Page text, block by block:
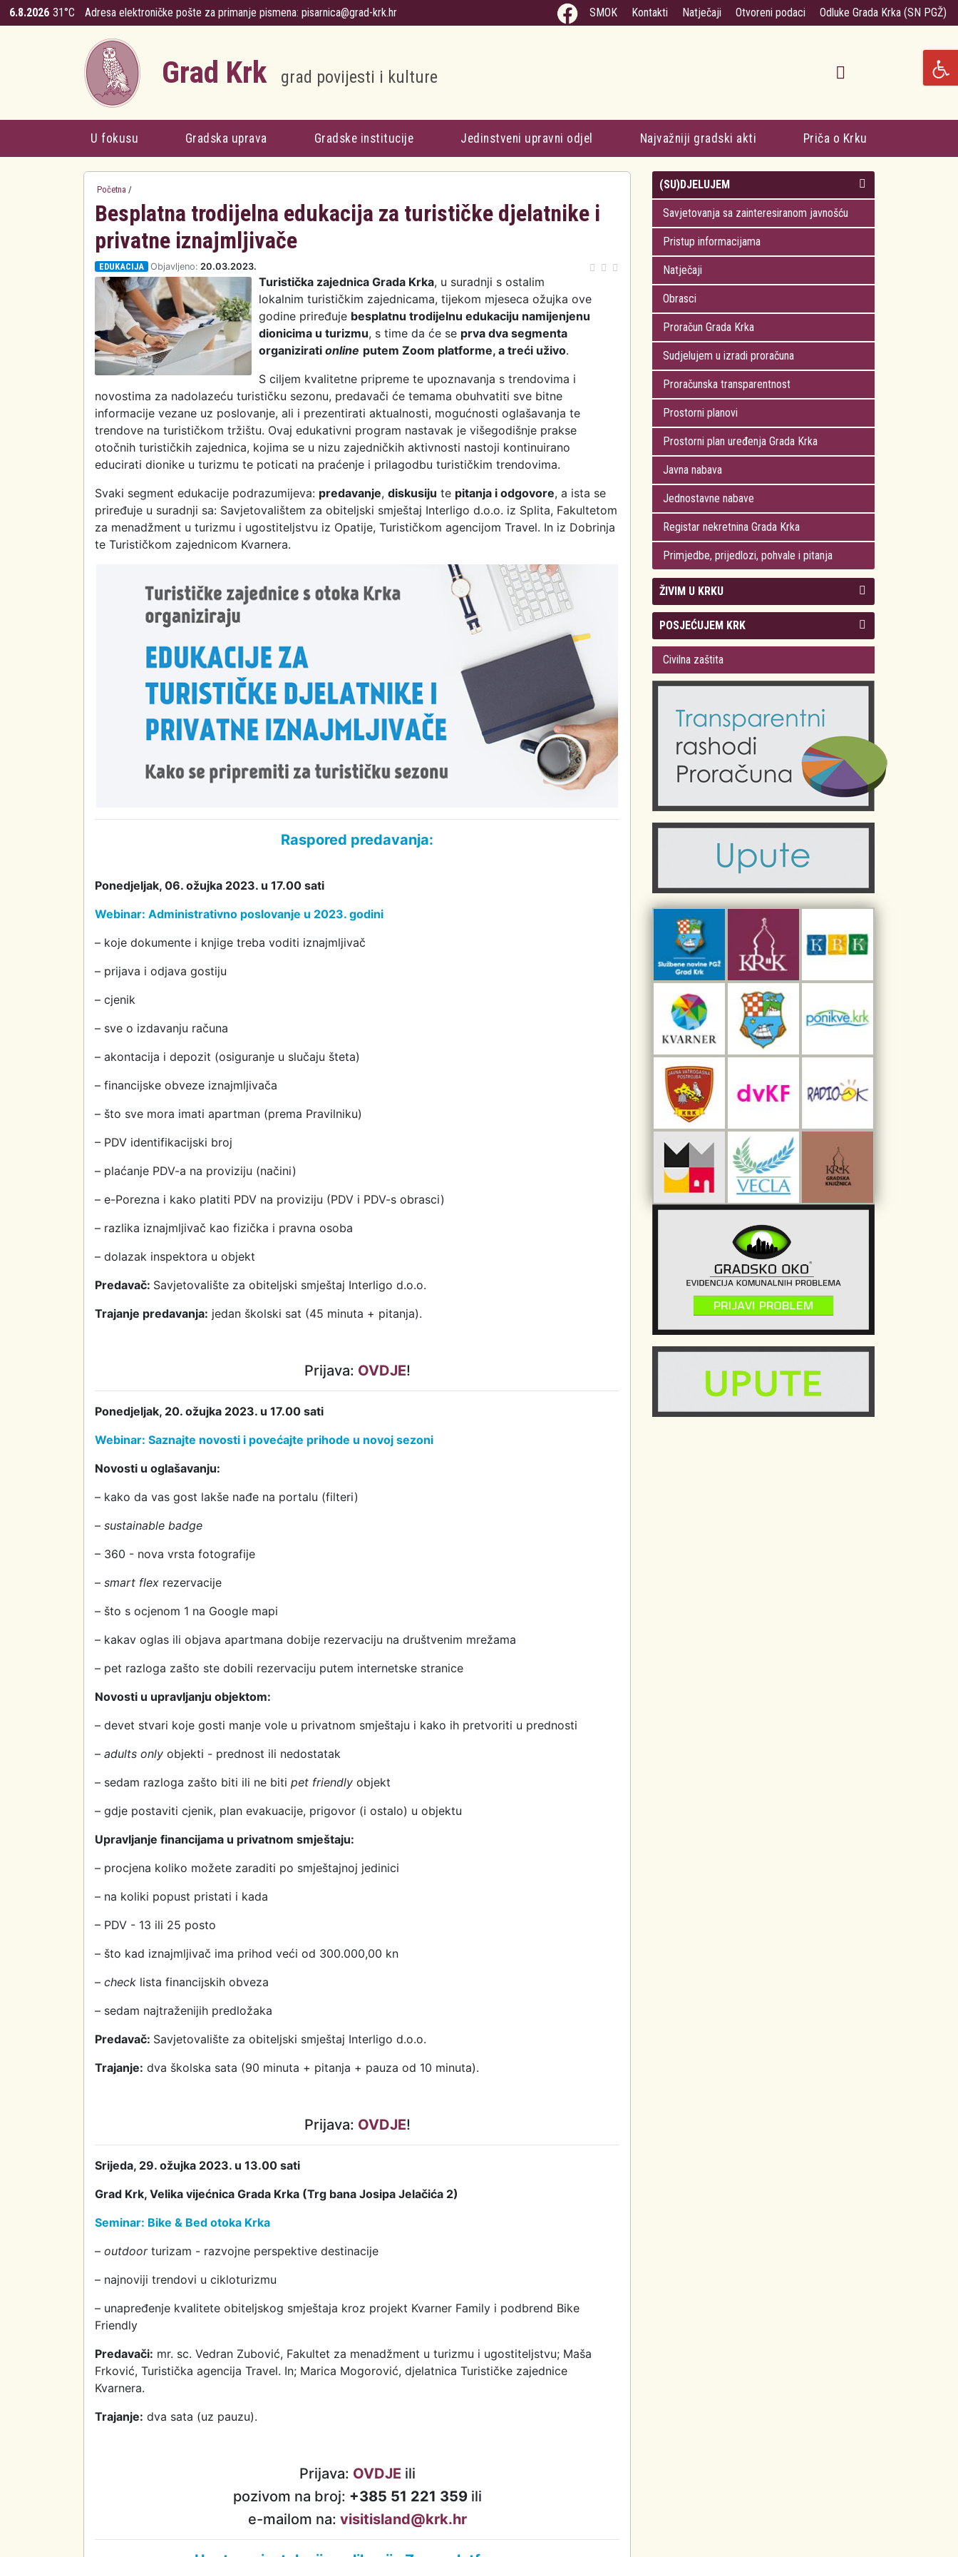
Skoči na glavni sadržaj
6.8.2026 31°C Adresa elektroničke pošte za primanje pismena: pisarnica@grad-krk.hr SMOK Kontakti Natječaji Otvoreni podaci Odluke Grada Krka (SN PGŽ)
Grad Krk grad povijesti i kulture
U fokusu Gradska uprava Gradske institucije Jedinstveni upravni odjel Najvažniji gradski akti Priča o Krku
Početna /
Besplatna trodijelna edukacija za turističke djelatnike i
privatne iznajmljivače
EDUKACIJA Objavljeno: 20.03.2023.
Turistička zajednica Grada Krka, u suradnji s ostalim
lokalnim turističkim zajednicama, tijekom mjeseca ožujka ove
godine priređuje besplatnu trodijelnu edukaciju namijenjenu
dionicima u turizmu, s time da će se prva dva segmenta
organizirati online putem Zoom platforme, a treći uživo.
S ciljem kvalitetne pripreme te upoznavanja s trendovima i
novostima za nadolazeću turističku sezonu, predavači će temama obuhvatiti sve bitne
informacije vezane uz poslovanje, ali i prezentirati aktualnosti, mogućnosti oglašavanja te
trendove na turističkom tržištu. Ovaj edukativni program nastavak je višegodišnje prakse
otočnih turističkih zajednica, kojima se u nizu zajedničkih aktivnosti nastoji kontinuirano
educirati dionike u turizmu te poticati na praćenje i prilagodbu turističkim trendovima.
Svaki segment edukacije podrazumijeva: predavanje, diskusiju te pitanja i odgovore, a ista se
priređuje u suradnji sa: Savjetovalištem za obiteljski smještaj Interligo d.o.o. iz Splita, Fakultetom
za menadžment u turizmu i ugostiteljstvu iz Opatije, Turističkom agencijom Travel. In iz Dobrinja
te Turističkom zajednicom Kvarnera.
Raspored predavanja:
Ponedjeljak, 06. ožujka 2023. u 17.00 sati
Webinar: Administrativno poslovanje u 2023. godini
– koje dokumente i knjige treba voditi iznajmljivač
– prijava i odjava gostiju
– cjenik
– sve o izdavanju računa
– akontacija i depozit (osiguranje u slučaju šteta)
– financijske obveze iznajmljivača
– što sve mora imati apartman (prema Pravilniku)
– PDV identifikacijski broj
– plaćanje PDV-a na proviziju (načini)
– e-Porezna i kako platiti PDV na proviziju (PDV i PDV-s obrasci)
– razlika iznajmljivač kao fizička i pravna osoba
– dolazak inspektora u objekt
Predavač: Savjetovalište za obiteljski smještaj Interligo d.o.o.
Trajanje predavanja: jedan školski sat (45 minuta + pitanja).
Prijava: OVDJE!
Ponedjeljak, 20. ožujka 2023. u 17.00 sati
Webinar: Saznajte novosti i povećajte prihode u novoj sezoni
Novosti u oglašavanju:
– kako da vas gost lakše nađe na portalu (filteri)
– sustainable badge
– 360 - nova vrsta fotografije
– smart flex rezervacije
– što s ocjenom 1 na Google mapi
– kakav oglas ili objava apartmana dobije rezervaciju na društvenim mrežama
– pet razloga zašto ste dobili rezervaciju putem internetske stranice
Novosti u upravljanju objektom:
– devet stvari koje gosti manje vole u privatnom smještaju i kako ih pretvoriti u prednosti
– adults only objekti - prednost ili nedostatak
– sedam razloga zašto biti ili ne biti pet friendly objekt
– gdje postaviti cjenik, plan evakuacije, prigovor (i ostalo) u objektu
Upravljanje financijama u privatnom smještaju:
– procjena koliko možete zaraditi po smještajnoj jedinici
– na koliki popust pristati i kada
– PDV - 13 ili 25 posto
– što kad iznajmljivač ima prihod veći od 300.000,00 kn
– check lista financijskih obveza
– sedam najtraženijih predložaka
Predavač: Savjetovalište za obiteljski smještaj Interligo d.o.o.
Trajanje: dva školska sata (90 minuta + pitanja + pauza od 10 minuta).
Prijava: OVDJE!
Srijeda, 29. ožujka 2023. u 13.00 sati
Grad Krk, Velika vijećnica Grada Krka (Trg bana Josipa Jelačića 2)
Seminar: Bike & Bed otoka Krka
– outdoorturizam - razvojne perspektive destinacije
– najnoviji trendovi u cikloturizmu
– unapređenje kvalitete obiteljskog smještaja kroz projekt Kvarner Family i podbrend Bike
Friendly
Predavači: mr. sc. Vedran Zubović, Fakultet za menadžment u turizmu i ugostiteljstvu; Maša
Frković, Turistička agencija Travel. In; Marica Mogorović, djelatnica Turističke zajednice
Kvarnera.
Trajanje: dva sata (uz pauzu).
Prijava: OVDJE ili
pozivom na broj: +385 51 221 359 ili
e-mailom na: visitisland@krk.hr
(SU)DJELUJEM
Savjetovanja sa zainteresiranom javnošću
Pristup informacijama
Natječaji
Obrasci
Proračun Grada Krka
Sudjelujem u izradi proračuna
Proračunska transparentnost
Prostorni planovi
Prostorni plan uređenja Grada Krka
Javna nabava
Jednostavne nabave
Registar nekretnina Grada Krka
Primjedbe, prijedlozi, pohvale i pitanja
ŽIVIM U KRKU
Kolegij gradonačelnika
Gradsko vijeće
Odluke Grada Krka (Službene novine PGŽ)
Obrazovanje
Komunalne usluge
Civilni sektor (arhiva udruga)
Sport i rekreacija
POSJEĆUJEM KRK
Plan Grada Krka
Krk 360° VR panorama
Krk uživo
Fotogalerije
Kalendar događanja
Turistička zajednica otoka Krka
Kulturno-turistička ruta Putovima Frankopana
Dar iz Krka
Interpretacijski centar pomorske baštine
Civilna zaštita